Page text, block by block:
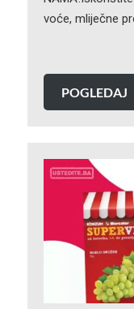
voće, mliječne
POGLEDAJ